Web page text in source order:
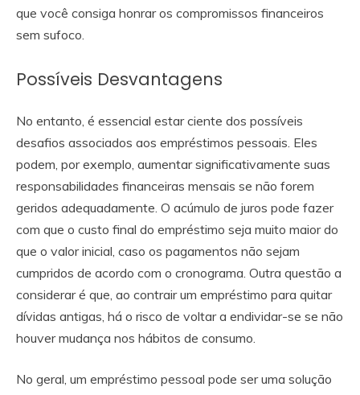
que você consiga honrar os compromissos financeiros
sem sufoco.
Possíveis Desvantagens
No entanto, é essencial estar ciente dos possíveis
desafios associados aos empréstimos pessoais. Eles
podem, por exemplo, aumentar significativamente suas
responsabilidades financeiras mensais se não forem
geridos adequadamente. O acúmulo de juros pode fazer
com que o custo final do empréstimo seja muito maior do
que o valor inicial, caso os pagamentos não sejam
cumpridos de acordo com o cronograma. Outra questão a
considerar é que, ao contrair um empréstimo para quitar
dívidas antigas, há o risco de voltar a endividar-se se não
houver mudança nos hábitos de consumo.
No geral, um empréstimo pessoal pode ser uma solução